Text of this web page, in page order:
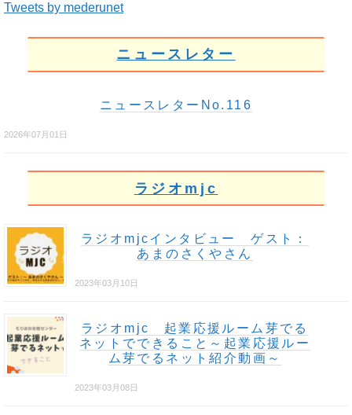
Tweets by mederunet
ニュースレター
ニュースレターNo.116
2026年07月01日
ラジオmjc
ラジオmjcインタビュー ゲスト：
あまのさくやさん
2023年03月10日
ラジオmjc 起業応援ルーム芽でる
ネットでできること～起業応援ルー
ム芽でるネット紹介動画～
2023年03月08日